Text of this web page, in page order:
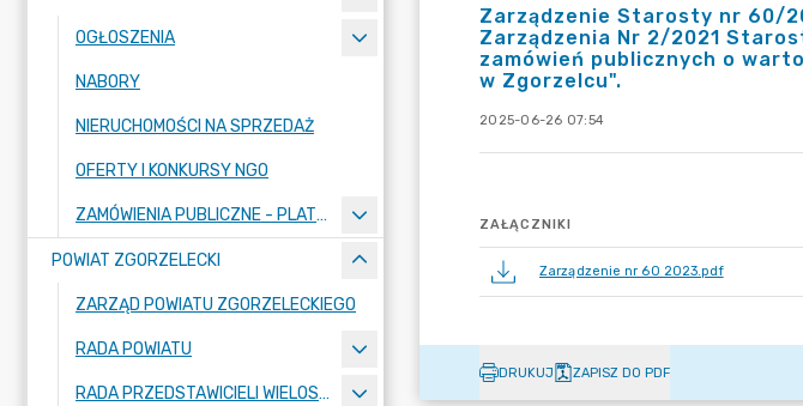
OGŁOSZENIA
NABORY
NIERUCHOMOŚCI NA SPRZEDAŻ
OFERTY I KONKURSY NGO
ZAMÓWIENIA PUBLICZNE - PLATFORMA ZAKUPOWA
POWIAT ZGORZELECKI
ZARZĄD POWIATU ZGORZELECKIEGO
RADA POWIATU
RADA PRZEDSTAWICIELI WIELOSPECJALISTYCZNEGO ZESPOŁU OPIEKI ZDROWOTNEJ "BOLESŁAWIEC-ZGORZELEC" SAMODZIELNEGO PUBLICZNEGO ZAKŁADU OPIEKI ZDROWOTNEJ
Zarządzenie Starosty nr 60/
Zarządzenia Nr 2/2021
zamówień publicznych o
w Zgorzelcu".
2025-06-26 07:54
ZAŁĄCZNIKI
Zarządzenie nr 60 2023.pdf
DRUKUJ ZAPISZ DO PDF